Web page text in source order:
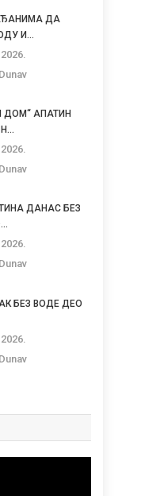
ДА
И...
ДОМ“ АПАТИН
ДАНАС БЕЗ
БЕЗ ВОДЕ ДЕО